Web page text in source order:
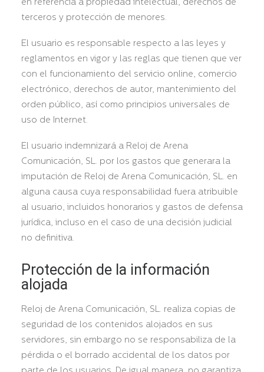
en referencia a propiedad intelectual, derechos de
terceros y protección de menores.
El usuario es responsable respecto a las leyes y
reglamentos en vigor y las reglas que tienen que ver
con el funcionamiento del servicio online, comercio
electrónico, derechos de autor, mantenimiento del
orden público, así como principios universales de
uso de Internet.
El usuario indemnizará a Reloj de Arena
Comunicación, SL. por los gastos que generara la
imputación de Reloj de Arena Comunicación, SL. en
alguna causa cuya responsabilidad fuera atribuible
al usuario, incluidos honorarios y gastos de defensa
jurídica, incluso en el caso de una decisión judicial
no definitiva.
Protección de la información
alojada
Reloj de Arena Comunicación, SL. realiza copias de
seguridad de los contenidos alojados en sus
servidores, sin embargo no se responsabiliza de la
pérdida o el borrado accidental de los datos por